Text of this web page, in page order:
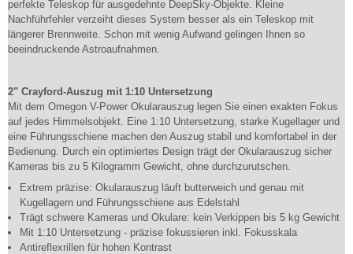
perfekte Teleskop für ausgedehnte DeepSky-Objekte. Kleine
Nachführfehler verzeiht dieses System besser als ein Teleskop mit
längerer Brennweite. Schon mit wenig Aufwand gelingen Ihnen so
beeindruckende Astroaufnahmen.
2" Crayford-Auszug mit 1:10 Untersetzung
Mit dem Omegon V-Power Okularauszug legen Sie einen exakten Fokus
auf jedes Himmelsobjekt. Eine 1:10 Untersetzung, starke Kugellager und
eine Führungsschiene machen den Auszug stabil und komfortabel in der
Bedienung. Durch ein optimiertes Design trägt der Okularauszug sicher
Kameras bis zu 5 Kilogramm Gewicht, ohne durchzurutschen.
Extrem präzise: Okularauszug läuft butterweich und genau mit
Kugellagern und Führungsschiene aus Edelstahl
Trägt schwere Kameras und Okulare: kein Verkippen bis 5 kg Gewicht
Mit 1:10 Untersetzung - präzise fokussieren inkl. Fokusskala
Antireflexrillen für hohen Kontrast